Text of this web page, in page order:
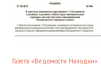
Газета «Ведомости Находки»